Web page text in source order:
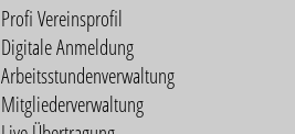
Profi Vereinsprofil
Digitale Anmeldung
Arbeitsstundenverwaltung
Mitgliederverwaltung